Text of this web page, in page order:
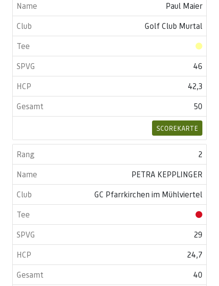
Paul Maier
Golf Club Murtal
46
42,3
50
SCOREKARTE
2
PETRA KEPPLINGER
GC Pfarrkirchen im Mühlviertel
29
24,7
40